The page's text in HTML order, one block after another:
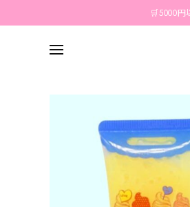
🛒5000円以上の